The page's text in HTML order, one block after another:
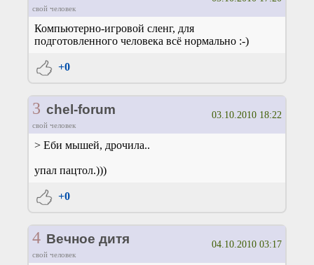
свой человек
Компьютерно-игровой сленг, для
подготовленного человека всё нормально :-)
+0
3 chel-forum
свой человек
03.10.2010 18:22
> Еби мышей, дрочила..
упал пацтол.)))
+0
4 Вечное дитя
свой человек
04.10.2010 03:17